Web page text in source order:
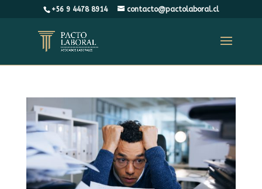
+56 9 4478 8914 contacto@pactolaboral.cl